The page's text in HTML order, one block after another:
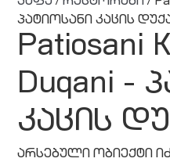
პატიოსანი კაცის
Patiosani
Duqani -
კაცის
არსებული ობიექტი